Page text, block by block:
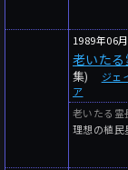
1989年06
老いた
集)
ジェ
ア
老いたる霊
理想の植民